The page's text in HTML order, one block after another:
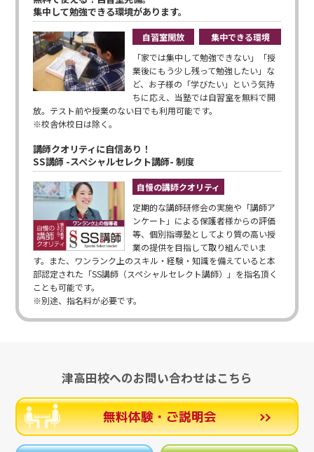
集中して勉強できる環境があります。
自習室開放
集中できる環境
「家では集中して勉強できない」「授
業後にもう少し残って勉強したい」な
ど、お子様の「学びたい」という気持
ちに応え、当塾では自習室を無料で開
放。テスト前や授業のない日でも利用可能です。
※校舎休校日は除く。
講師クオリティに自信あり！
SS講師 -スペシャルセレクト講師- 制度
自慢の講師クオリティ
定期的な講師研修会の実施や「講師ア
ンケート」による保護者様からの評価
等、個別指導塾としてより質の高い授
業の提供を目指して取り組んでいま
す。また、ワンランク上のスキル・経験・知識を備えていると本
部認定された「SS講師（スペシャルセレクト講師）」を指名頂く
ことも可能です。
※別途、指名料が必要です。
津高田校へのお問い合わせはこちら
無料体験・ご説明会